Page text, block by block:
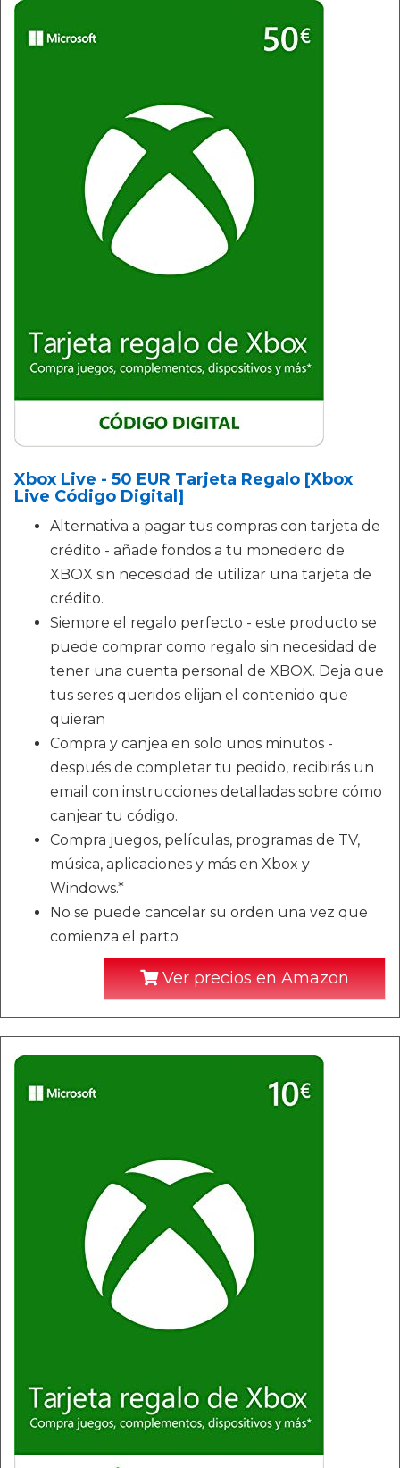
Xbox Live - 50 EUR Tarjeta Regalo [Xbox
Live Código Digital]
Alternativa a pagar tus compras con tarjeta de
crédito - añade fondos a tu monedero de
XBOX sin necesidad de utilizar una tarjeta de
crédito.
Siempre el regalo perfecto - este producto se
puede comprar como regalo sin necesidad de
tener una cuenta personal de XBOX. Deja que
tus seres queridos elijan el contenido que
quieran
Compra y canjea en solo unos minutos -
después de completar tu pedido, recibirás un
email con instrucciones detalladas sobre cómo
canjear tu código.
Compra juegos, películas, programas de TV,
música, aplicaciones y más en Xbox y
Windows.*
No se puede cancelar su orden una vez que
comienza el parto
Ver precios en Amazon